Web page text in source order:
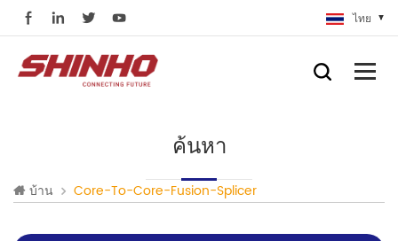
ไทย
ค้นหา
บ้าน Core-To-Core-Fusion-Splicer